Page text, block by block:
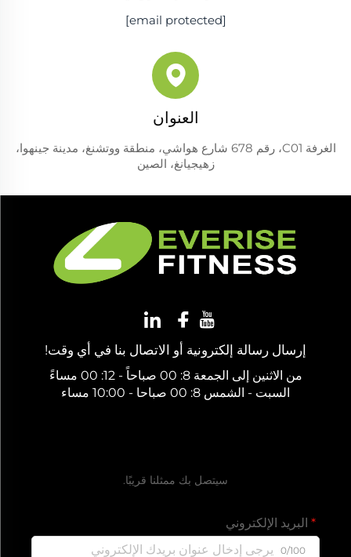
[email protected]
العنوان
الغرفة C01، رقم 678 شارع هواشي، منطقة ووتشنغ، مدينة جينهوا،
زهيجيانغ، الصين
إرسال رسالة إلكترونية أو الاتصال بنا في أي وقت!
من الاثنين إلى الجمعة 8: 00 صباحاً - 12: 00 مساءً
السبت - الشمس 8: 00 صباحا - 10:00 مساء
سيتصل بك ممثلنا قريبًا.
البريد الإلكتروني
0/100